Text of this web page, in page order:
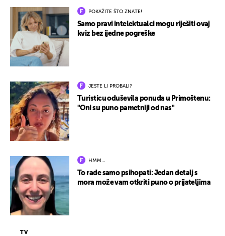
POKAŽITE ŠTO ZNATE!
Samo pravi intelektualci mogu riješiti ovaj
kviz bez ijedne pogreške
JESTE LI PROBALI?
Turisticu oduševila ponuda u Primoštenu:
"Oni su puno pametniji od nas"
HMM…
To rade samo psihopati: Jedan detalj s
mora može vam otkriti puno o prijateljima
TV